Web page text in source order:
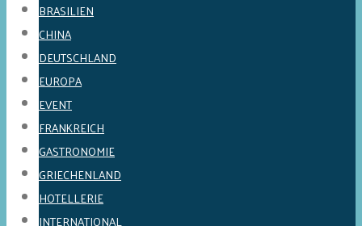
BRASILIEN
CHINA
DEUTSCHLAND
EUROPA
EVENT
FRANKREICH
GASTRONOMIE
GRIECHENLAND
HOTELLERIE
INTERNATIONAL